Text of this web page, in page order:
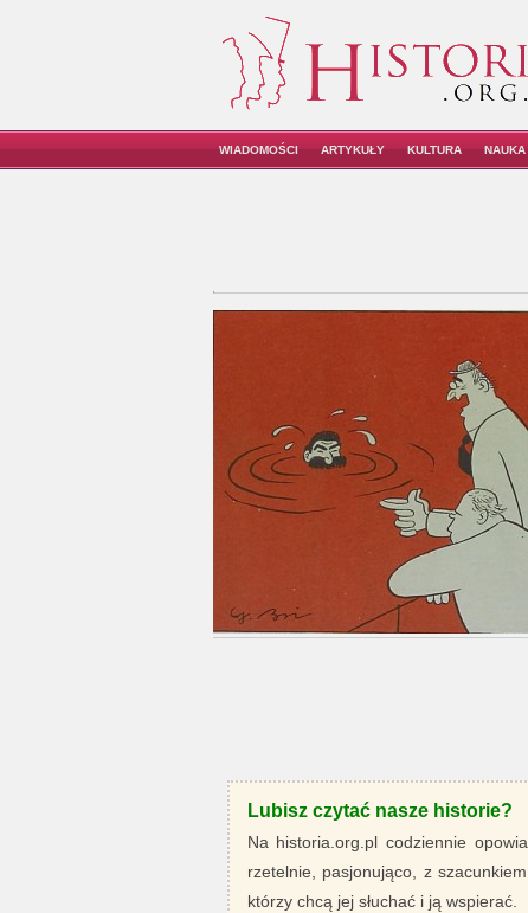
WIADOMOŚCI ARTYKUŁY KULTURA NAUKA
Lubisz czytać nasze historie?
Na historia.org.pl codziennie
rzetelnie, pasjonująco, z
którzy chcą jej słuchać i ją wspierać.